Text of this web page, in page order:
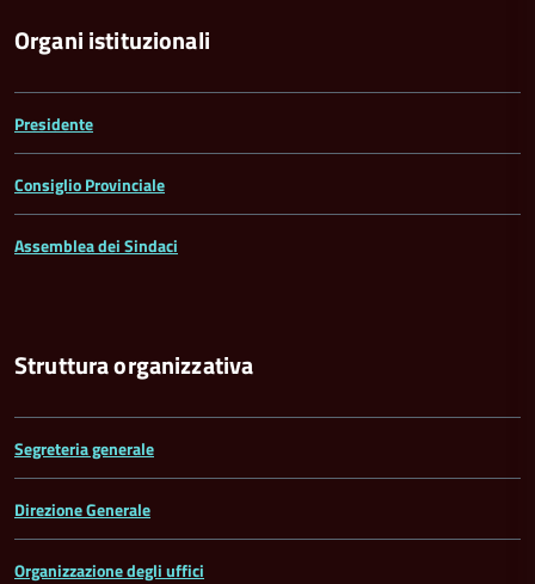
Organi istituzionali
Presidente
Consiglio Provinciale
Assemblea dei Sindaci
Struttura organizzativa
Segreteria generale
Direzione Generale
Organizzazione degli uffici